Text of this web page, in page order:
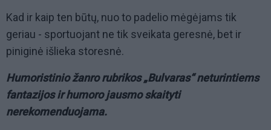
Kad ir kaip ten būtų, nuo to padelio mėgėjams tik
geriau - sportuojant ne tik sveikata geresnė, bet ir
piniginė išlieka storesnė.
Humoristinio žanro rubrikos „Bulvaras“ neturintiems
fantazijos ir humoro jausmo skaityti
nerekomenduojama.